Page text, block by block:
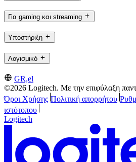
Για gaming και streaming
Υποστήριξη
Λογισμικό
GR,el
©2026 Logitech. Με την επιφύλαξη
Όροι Χρήσης Πολιτική απορρήτου
ιστότοπου
Logitech